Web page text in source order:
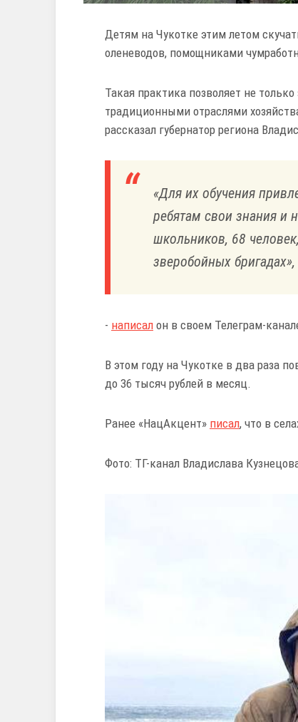
Детям на Чукотке этим летом
оленеводов, помощниками
Такая практика позволяет не
традиционными отраслями
рассказал губернатор региона
«Для их обучения
ребятам свои знания и
школьников, 68
зверобойных бригадах»,
- написал он в своем Телеграм-
В этом году на Чукотке в два раза
до 36 тысяч рублей в месяц.
Ранее «НацАкцент» писал, что в
Фото: ТГ-канал Владислава